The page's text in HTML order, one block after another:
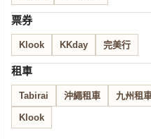
票券
Klook KKday 完美行
租車
Tabirai 沖繩租車 九州租
Klook